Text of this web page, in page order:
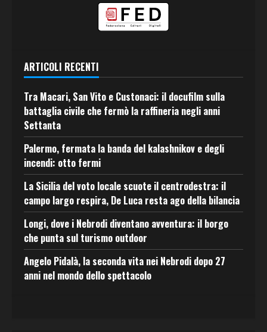
ARTICOLI RECENTI
Tra Macari, San Vito e Custonaci: il docufilm sulla
battaglia civile che fermò la raffineria negli anni
Settanta
Palermo, fermata la banda del kalashnikov e degli
incendi: otto fermi
La Sicilia del voto locale scuote il centrodestra: il
campo largo respira, De Luca resta ago della bilancia
Longi, dove i Nebrodi diventano avventura: il borgo
che punta sul turismo outdoor
Angelo Pidalà, la seconda vita nei Nebrodi dopo 27
anni nel mondo dello spettacolo